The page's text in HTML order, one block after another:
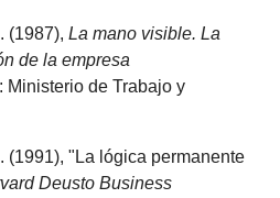
(1987), La mano visible. La
de la empresa
Ministerio de Trabajo y
"La lógica permanente
Deusto Business